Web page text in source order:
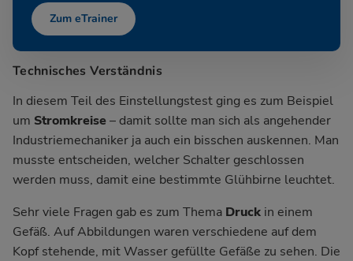
Zum eTrainer
Technisches Verständnis
In diesem Teil des Einstellungstest ging es zum Beispiel
um Stromkreise– damit sollte man sich als angehender
Industriemechaniker ja auch ein bisschen auskennen. Man
musste entscheiden, welcher Schalter geschlossen
werden muss, damit eine bestimmte Glühbirne leuchtet.
Sehr viele Fragen gab es zum Thema Druck in einem
Gefäß. Auf Abbildungen waren verschiedene auf dem
Kopf stehende, mit Wasser gefüllte Gefäße zu sehen. Die